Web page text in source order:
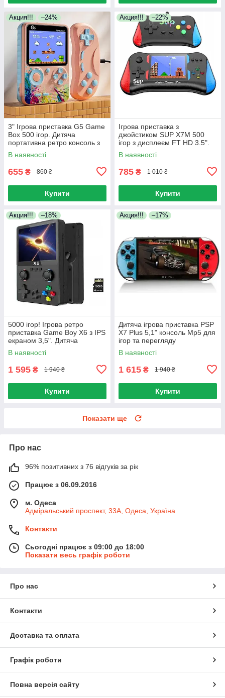
Акция!!! –24%
3" Ігрова приставка G5 Game
Box 500 ігор. Дитяча
портативна ретро консоль з
джойстиком
В наявності
655 ₴ 860 ₴
Купити
Акция!!! –22%
Ігрова приставка з
джойстиком SUP X7M 500
ігор з дисплеєм FT HD 3.5".
Портативна консоль з іграми
В наявності
785 ₴ 1 010 ₴
Купити
Акция!!! –18%
5000 ігор! Ігрова ретро
приставка Game Boy X6 з IPS
екраном 3,5". Дитяча
портативна консоль
В наявності
1 595 ₴ 1 940 ₴
Купити
Акция!!! –17%
Дитяча ігрова приставка PSP
X7 Plus 5,1" консоль Mp5 для
ігор та перегляду
мультфільмів
В наявності
1 615 ₴ 1 940 ₴
Купити
Показати ще
Про нас
96% позитивних з 76 відгуків за рік
Працює з 06.09.2016
м. Одеса
Адміральський проспект, 33А, Одеса, Україна
Контакти
Сьогодні працює з 09:00 до 18:00
Показати весь графік роботи
Про нас
Контакти
Доставка та оплата
Графік роботи
Повна версія сайту